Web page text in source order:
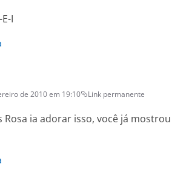
I
de 2010 em 19:10 Link permanente
Rosa ia adorar isso, você já mostrou